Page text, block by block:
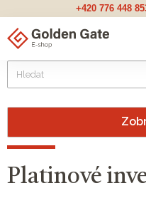
+420 776 448
Platinové